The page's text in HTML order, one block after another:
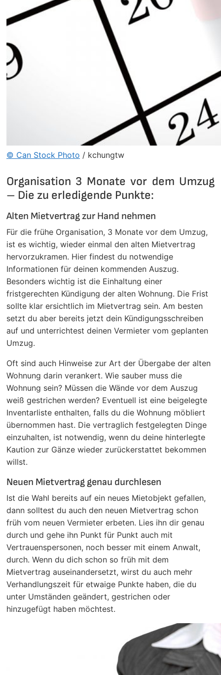
© Can Stock Photo / kchungtw
Organisation 3 Monate vor dem Umzug
– Die zu erledigende Punkte:
Alten Mietvertrag zur Hand nehmen
Für die frühe Organisation, 3 Monate vor dem Umzug,
ist es wichtig, wieder einmal den alten Mietvertrag
hervorzukramen. Hier findest du notwendige
Informationen für deinen kommenden Auszug.
Besonders wichtig ist die Einhaltung einer
fristgerechten Kündigung der alten Wohnung. Die Frist
sollte klar ersichtlich im Mietvertrag sein. Am besten
setzt du aber bereits jetzt dein Kündigungsschreiben
auf und unterrichtest deinen Vermieter vom geplanten
Umzug.
Oft sind auch Hinweise zur Art der Übergabe der alten
Wohnung darin verankert. Wie sauber muss die
Wohnung sein? Müssen die Wände vor dem Auszug
weiß gestrichen werden? Eventuell ist eine beigelegte
Inventarliste enthalten, falls du die Wohnung möbliert
übernommen hast. Die vertraglich festgelegten Dinge
einzuhalten, ist notwendig, wenn du deine hinterlegte
Kaution zur Gänze wieder zurückerstattet bekommen
willst.
Neuen Mietvertrag genau durchlesen
Ist die Wahl bereits auf ein neues Mietobjekt gefallen,
dann solltest du auch den neuen Mietvertrag schon
früh vom neuen Vermieter erbeten. Lies ihn dir genau
durch und gehe ihn Punkt für Punkt auch mit
Vertrauenspersonen, noch besser mit einem Anwalt,
durch. Wenn du dich schon so früh mit dem
Mietvertrag auseinandersetzt, wirst du auch mehr
Verhandlungszeit für etwaige Punkte haben, die du
unter Umständen geändert, gestrichen oder
hinzugefügt haben möchtest.